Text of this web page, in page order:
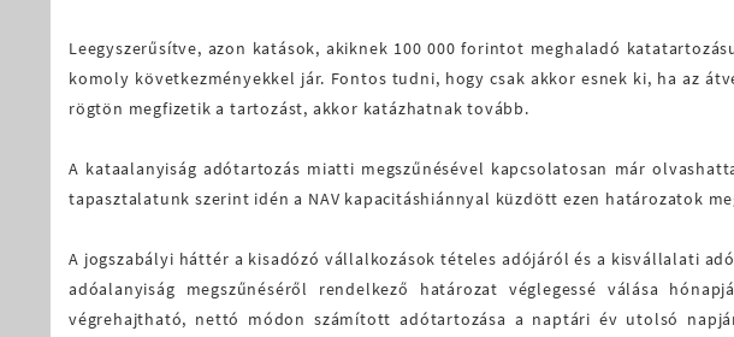
Leegyszerűsítve, azon katások, akiknek 100 000 forintot meghaladó
komoly következményekkel jár. Fontos tudni, hogy csak akkor esnek ki, ha az
rögtön megfizetik a tartozást, akkor katázhatnak tovább.
A kataalanyiság adótartozás miatti megszűnésével kapcsolatosan már
tapasztalatunk szerint idén a NAV kapacitáshiánnyal küzdött ezen határozatok
A jogszabályi háttér a kisadózó vállalkozások tételes adójáról és a kisvállalati
adóalanyiság megszűnéséről rendelkező határozat véglegessé válása
végrehajtható, nettó módon számított adótartozása a naptári év utolsó